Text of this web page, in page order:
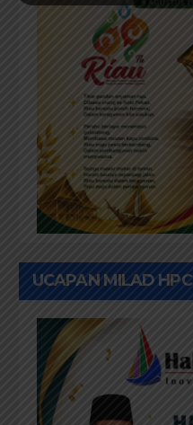
UCAPAN MILAD HPC